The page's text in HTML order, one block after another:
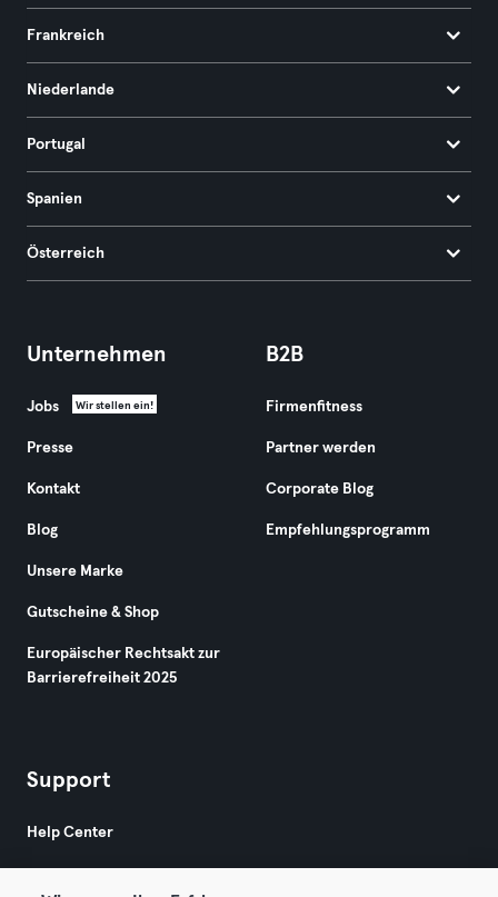
Frankreich
Niederlande
Portugal
Spanien
Österreich
Unternehmen
Jobs Wir stellen ein!
Presse
Kontakt
Blog
Unsere Marke
Gutscheine & Shop
Europäischer Rechtsakt zur
Barrierefreiheit 2025
B2B
Firmenfitness
Partner werden
Corporate Blog
Empfehlungsprogramm
Support
Help Center